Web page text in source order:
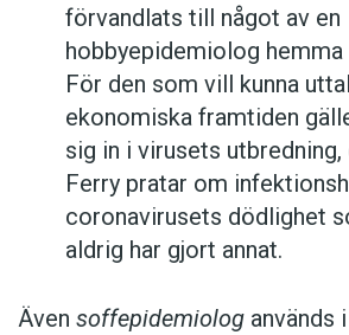
förvandlats till något av en
hobbyepidemiolog hemma
För den som vill kunna
ekonomiska framtiden
sig in i virusets
Ferry pratar om
coronavirusets dödlighet
aldrig har gjort annat.
Även soffepidemiolog används